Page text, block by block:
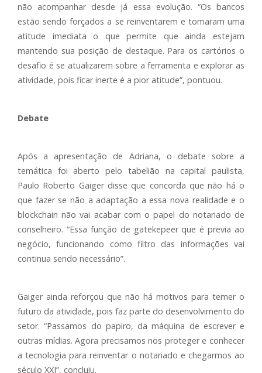
não acompanhar desde já essa evolução. “Os bancos
estão sendo forçados a se reinventarem e tomaram uma
atitude imediata o que permite que ainda estejam
mantendo sua posição de destaque. Para os cartórios o
desafio é se atualizarem sobre a ferramenta e explorar as
atividade, pois ficar inerte é a pior atitude”, pontuou.
Debate
Após a apresentação de Adriana, o debate sobre a
temática foi aberto pelo tabelião na capital paulista,
Paulo Roberto Gaiger disse que concorda que não há o
que fazer se não a adaptação a essa nova realidade e o
blockchain não vai acabar com o papel do notariado de
conselheiro. “Essa função de gatekepeer que é previa ao
negócio, funcionando como filtro das informações vai
continua sendo necessário”.
Gaiger ainda reforçou que não há motivos para temer o
futuro da atividade, pois faz parte do desenvolvimento do
setor. “Passamos do papiro, da máquina de escrever e
outras mídias. Agora precisamos nos proteger e conhecer
a tecnologia para reinventar o notariado e chegarmos ao
século XXI”, concluiu.